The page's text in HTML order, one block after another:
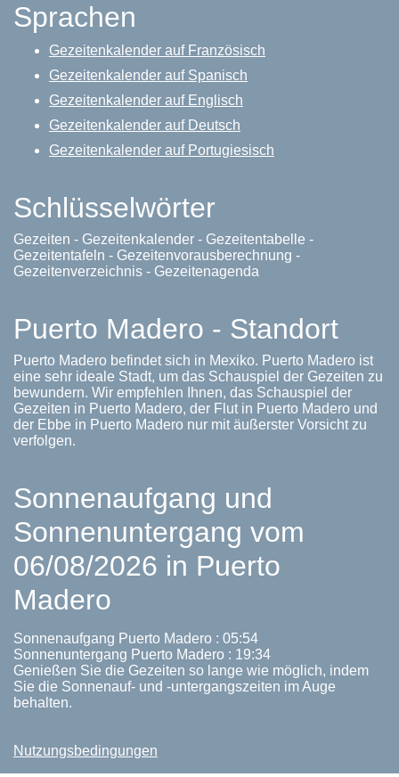
Sprachen
Gezeitenkalender auf Französisch
Gezeitenkalender auf Spanisch
Gezeitenkalender auf Englisch
Gezeitenkalender auf Deutsch
Gezeitenkalender auf Portugiesisch
Schlüsselwörter
Gezeiten - Gezeitenkalender - Gezeitentabelle -
Gezeitentafeln - Gezeitenvorausberechnung -
Gezeitenverzeichnis - Gezeitenagenda
Puerto Madero - Standort
Puerto Madero befindet sich in Mexiko. Puerto Madero ist
eine sehr ideale Stadt, um das Schauspiel der Gezeiten zu
bewundern. Wir empfehlen Ihnen, das Schauspiel der
Gezeiten in Puerto Madero, der Flut in Puerto Madero und
der Ebbe in Puerto Madero nur mit äußerster Vorsicht zu
verfolgen.
Sonnenaufgang und
Sonnenuntergang vom
06/08/2026 in Puerto
Madero
Sonnenaufgang Puerto Madero : 05:54
Sonnenuntergang Puerto Madero : 19:34
Genießen Sie die Gezeiten so lange wie möglich, indem
Sie die Sonnenauf- und -untergangszeiten im Auge
behalten.
Nutzungsbedingungen